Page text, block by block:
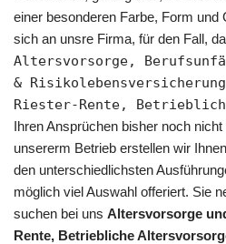
einer besonderen Farbe, Form
sich an unsre Firma, für den Fall,
Altersvorsorge,
&
Riester-Rente,
Ihren Ansprüchen bisher noch
unsererm Betrieb erstellen wir
den unterschiedlichsten
möglich viel Auswahl offeriert. Sie
suchen bei uns Altersvorsorge
Rente, Betriebliche